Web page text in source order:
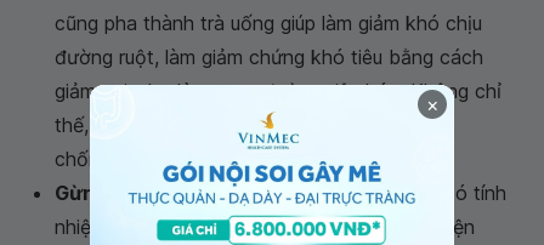
cũng pha thành trà uống giúp làm giảm khó chịu
đường ruột, làm giảm chứng khó tiêu bằng cách
giảm axit dạ dày trong đường tiêu hóa. Không chỉ
thế, hoa cúc còn có tác dụng như một chất
chống viêm, giảm đau;
Gừng:
Gừng là một phương thuốc tự nhiên có tính
nhiệt cao. Uống một tách trà gừng sẽ cải thiện
×